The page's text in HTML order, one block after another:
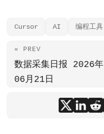
Cursor AI 编程工具
« PREV
数据采集日报 2026年
06月21日